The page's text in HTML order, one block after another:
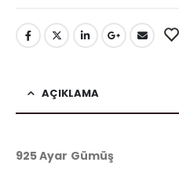
AÇIKLAMA
925 Ayar Gümüş